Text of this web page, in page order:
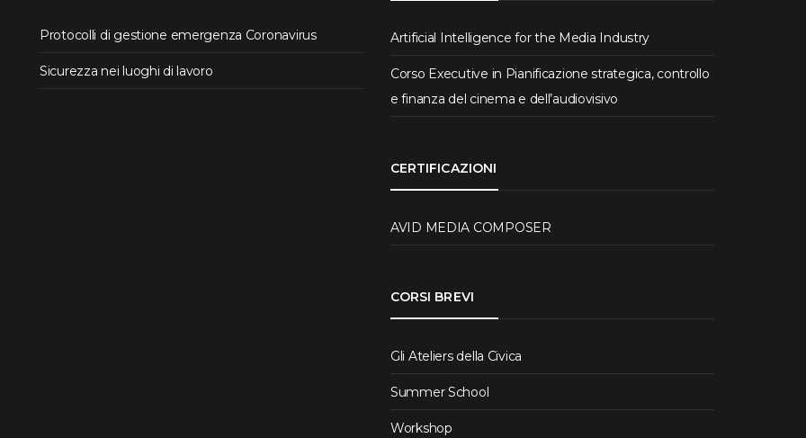
Protocolli di gestione emergenza Coronavirus
Sicurezza nei luoghi di lavoro
Artificial Intelligence for the Media Industry
Corso Executive in Pianificazione strategica, controllo
e finanza del cinema e dell’audiovisivo
CERTIFICAZIONI
AVID MEDIA COMPOSER
CORSI BREVI
Gli Ateliers della Civica
Summer School
Workshop